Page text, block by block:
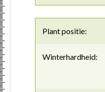
Plant positie:
Winterhardheid: